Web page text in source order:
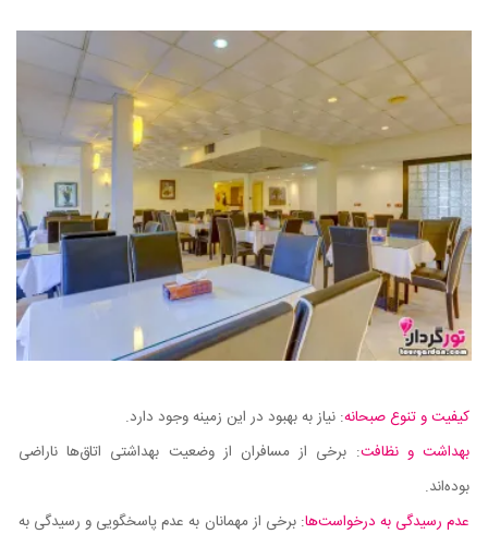
کیفیت و تنوع صبحانه: نیاز به بهبود در این زمینه وجود دارد.
بهداشت و نظافت: برخی از مسافران از وضعیت بهداشتی اتاق‌ها ناراضی
بوده‌اند.
عدم رسیدگی به درخواست‌ها: برخی از مهمانان به عدم پاسخگویی و رسیدگی به